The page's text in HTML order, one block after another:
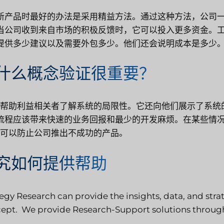
产品时最好的办法是采用精益方法。通过这种方法，公司
公司收到来自市场的积极反馈时，它可以投入更多资金。
供多少建议以及需要外包多少。他们还会说明成本是多少
么概念验证很重要？
助利益相关者了解系统的局限性。它还向他们展示了系
程应该带来快速的业务回报和最少的开发麻烦。在某些情
以防止公司推出不成功的产品。
如何提供帮助
Research can provide the insights, data, and
We provide Research-Support solutions